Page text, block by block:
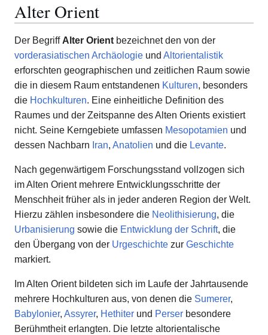
Alter Orient
Der Begriff Alter Orient bezeichnet den von der
vorderasiatischen Archäologie und Altorientalistik
erforschten geographischen und zeitlichen Raum sowie
die in diesem Raum entstandenen Kulturen, besonders
die Hochkulturen. Eine einheitliche Definition des
Raumes und der Zeitspanne des Alten Orients existiert
nicht. Seine Kerngebiete umfassen Mesopotamien und
dessen Nachbarn Iran, Anatolien und die Levante.
Nach gegenwärtigem Forschungsstand vollzogen sich
im Alten Orient mehrere Entwicklungsschritte der
Menschheit früher als in jeder anderen Region der Welt.
Hierzu zählen insbesondere die Neolithisierung, die
Urbanisierung sowie die Entwicklung der Schrift, die
den Übergang von der Urgeschichte zur Geschichte
markiert.
Im Alten Orient bildeten sich im Laufe der Jahrtausende
mehrere Hochkulturen aus, von denen die Sumerer,
Babylonier, Assyrer, Hethiter und Perser besondere
Berühmtheit erlangten. Die letzte altorientalische